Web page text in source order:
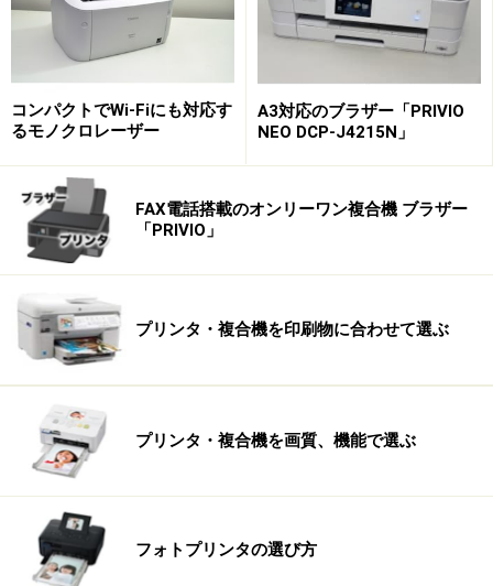
※記事内容は執筆時点のものです。最新の内容をご確認くださ
い。
次のページへ
コンパクトでWi-Fiにも対応す
るモノクロレーザー
A3対応のブラザー「PRIVIO
NEO DCP-J4215N」
FAX電話搭載のオンリーワン複合機 ブラザー
「PRIVIO」
プリンタ・複合機を印刷物に合わせて選ぶ
プリンタ・複合機を画質、機能で選ぶ
フォトプリンタの選び方